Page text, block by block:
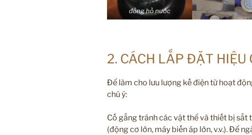
đồng hồ nước
2. CÁCH LẮP ĐẶT HIỆU
Để làm cho lưu lượng kế điện từ hoạt
chú ý:
Cố gắng tránh các vật thể và thiết bị sắt
(động cơ lớn, máy biến áp lớn, v.v.). Để